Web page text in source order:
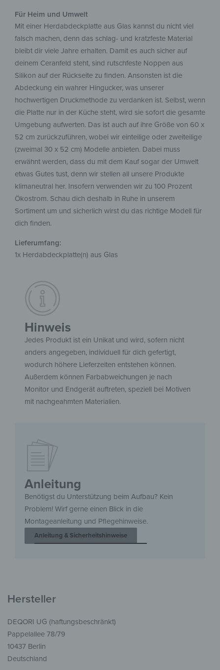
Für Heim und Umwelt
Mit einer Herdabdeckplatte aus Glas kannst du nicht viel
falsch machen, denn das schlag- und kratzfeste Material
bleibt dir viele Jahre erhalten. Damit es auch sicher auf
deinem Ceranfeld steht, sind rutschfeste Noppen aus
Silikon auf der Rückseite zu finden. Ansonsten ist die
Abdeckung ein wahrer Hingucker, was unserer
hochwertigen Druckmethode zu verdanken ist. Selbst, wenn
die Platte nur in der Küche steht, wird sie sofort die gesamte
Umgebung aufwerten. Das ist auch auf ihre Größe von 60 x
52 cm zurückzuführen, wobei wir einteilige oder zweiteilige
(zweimal 30 x 52 cm) Modelle anbieten. Dabei muss
erwähnt werden, dass du mit dem Kauf sogar der Umwelt
etwas Gutes tust, denn wir stellen all unsere Produkte
klimaneutral her. Insofern verwenden wir zu 100 Prozent
Ökostrom. Schau dich deshalb in Ruhe in unserem
Sortiment um und sicherlich wirst du das richtige Modell für
dich finden.
Lieferumfang:
1x Herdabdeckplatte(n) aus Glas
Anleitung
Benötigst du Unterstützung beim Aufbau? Kein
Problem! Wirf gerne einen Blick in die
Montageanleitung und Pflegehinweise.
Anleitung & Sicherheitshinweise
Hinweis
Jedes Produkt ist ein Unikat und wird, sofern nicht
anders angegeben, individuell für dich gefertigt,
wodurch höhere Lieferzeiten entstehen können.
Außerdem können Farbabweichungen je nach
Monitor und Endgerät auftreten, speziell bei Motiven
mit nachgeahmten Materialien.
Hersteller
DEQORI UG (haftungsbeschränkt)
Pappelallee 78/79
10437 Berlin
Deutschland